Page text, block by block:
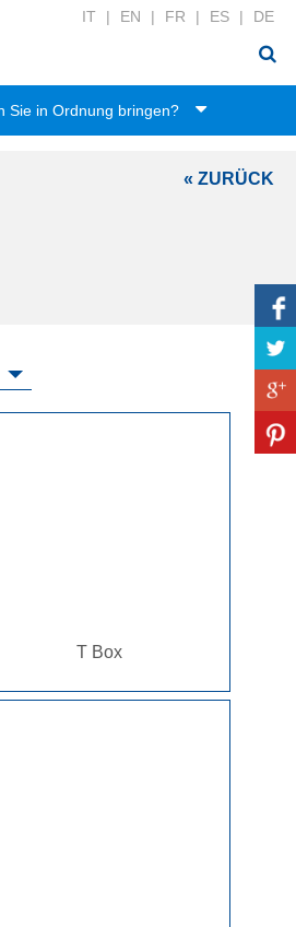
IT | EN | FR | ES | DE
Sie in Ordnung bringen?
« ZURÜCK
T Box